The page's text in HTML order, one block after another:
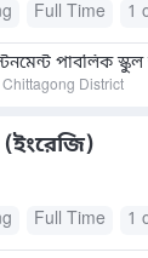
Full Time 1
পাবলিক
Chittagong District
Full Time 1